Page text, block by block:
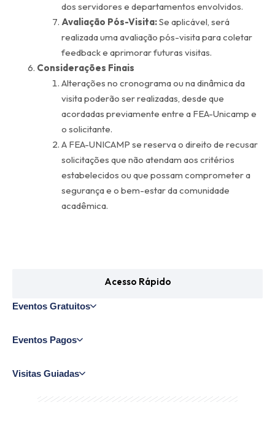
Acesso Rápido
Eventos Gratuitos
Eventos Pagos
Visitas Guiadas
dos servidores e departamentos envolvidos.
Avaliação Pós-Visita:Se aplicável, será
realizada uma avaliação pós-visita para coletar
feedback e aprimorar futuras visitas.
Considerações Finais
Alterações no cronograma ou na dinâmica da
visita poderão ser realizadas, desde que
acordadas previamente entre a FEA-Unicamp e
o solicitante.
A FEA-UNICAMP se reserva o direito de recusar
solicitações que não atendam aos critérios
estabelecidos ou que possam comprometer a
segurança e o bem-estar da comunidade
acadêmica.